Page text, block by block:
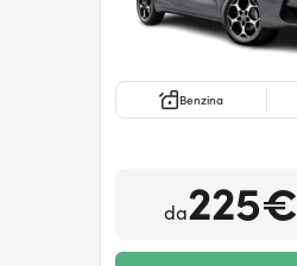
Benzina
da225€